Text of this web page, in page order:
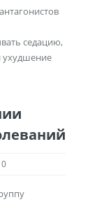
седацию,
ухудшение
0